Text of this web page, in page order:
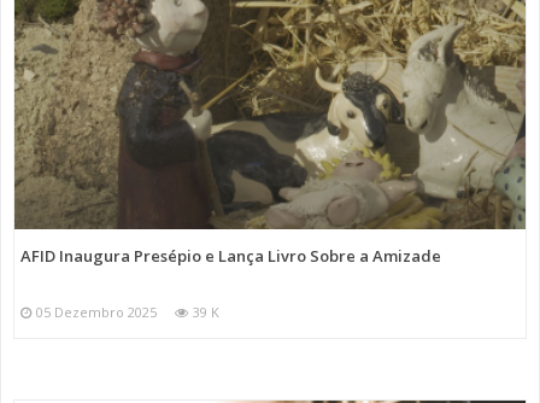
AFID Inaugura Presépio e Lança Livro Sobre a Amizade
05 Dezembro 2025 39 K